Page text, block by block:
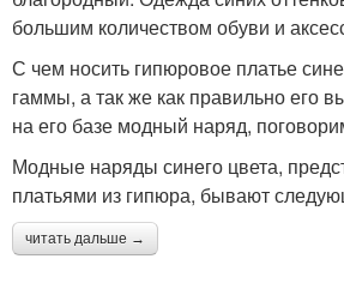
большим количеством обуви и
С чем носить гипюровое платье
гаммы, а так же как правильно его
на его базе модный наряд,
Модные наряды синего цвета,
платьями из гипюра, бывают
читать дальше →